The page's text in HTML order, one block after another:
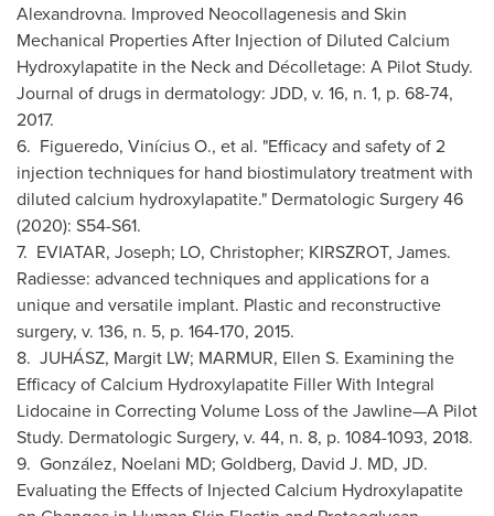
Alexandrovna. Improved Neocollagenesis and Skin
Mechanical Properties After Injection of Diluted Calcium
Hydroxylapatite in the Neck and Décolletage: A Pilot Study.
Journal of drugs in dermatology: JDD, v. 16, n. 1, p. 68-74,
2017.
6. Figueredo, Vinícius O., et al. "Efficacy and safety of 2
injection techniques for hand biostimulatory treatment with
diluted calcium hydroxylapatite." Dermatologic Surgery 46
(2020): S54-S61.
7. EVIATAR, Joseph; LO, Christopher; KIRSZROT, James.
Radiesse: advanced techniques and applications for a
unique and versatile implant. Plastic and reconstructive
surgery, v. 136, n. 5, p. 164-170, 2015.
8. JUHÁSZ, Margit LW; MARMUR, Ellen S. Examining the
Efficacy of Calcium Hydroxylapatite Filler With Integral
Lidocaine in Correcting Volume Loss of the Jawline—A Pilot
Study. Dermatologic Surgery, v. 44, n. 8, p. 1084-1093, 2018.
9. González, Noelani MD; Goldberg, David J. MD, JD.
Evaluating the Effects of Injected Calcium Hydroxylapatite